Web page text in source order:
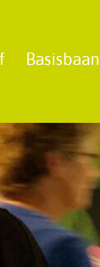
Basisbaan